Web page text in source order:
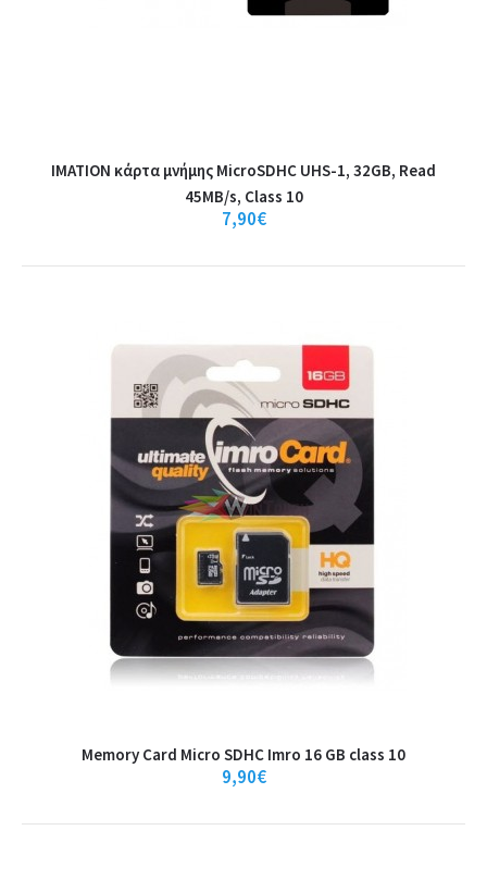
IMATION κάρτα μνήμης MicroSDHC UHS-1,
32GB, Read 45MB/s, Class 10
IMATION κάρτα μνήμης MicroSDHC UHS-1, 32GB, Read 45MB/s, Class
10Τεχνικά Χαρακτηριστικά:Capacity: Mi..
Καλάθι
IMATION κάρτα μνήμης MicroSDHC UHS-1, 32GB, Read
45MB/s, Class 10
7,90€
Memory Card Micro SDHC Imro 16 GB class 10
9,90€